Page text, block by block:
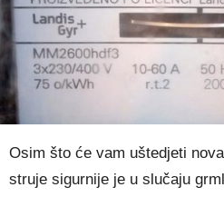
Osim što će vam uštedjeti
struje sigurnije je u slučaju